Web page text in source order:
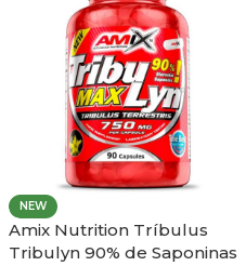
NEW
Amix Nutrition Tríbulus
Tribulyn 90% de Saponinas